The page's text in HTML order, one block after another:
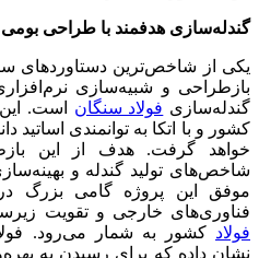
گندله‌سازی هدفمند با طراحی
یکی از شاخص‌ترین دستاوردهای
بازطراحی و شبیه‌سازی
گندله‌سازی فولاد سنگان است.
کشور و با اتکا به توانمندی
خواهد گرفت. هدف از این
شاخص‌های تولید گندله و
موفق این پروژه گامی بزرگ
فناوری‌های خارجی و تقویت
فولاد کشور به شمار می‌رود.
نشان داده که برای رسیدن به